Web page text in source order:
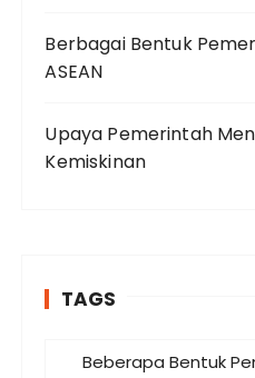
Berbagai Bentuk
ASEAN
Upaya Pemerintah
Kemiskinan
TAGS
Beberapa Bentuk